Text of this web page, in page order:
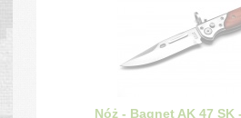
Nóż - Bagnet AK 47 SK